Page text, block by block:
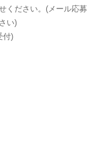
ください。(メール応募
い)
付)